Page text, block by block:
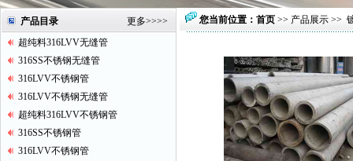
产品目录 更多>>>>
超纯料316LVV无缝管
316SS不锈钢无缝管
316LVV不锈钢管
316LVV不锈钢无缝管
超纯料316LVV不锈钢管
316SS不锈钢管
316LVV不锈钢管
您当前位置： 首页 >> 产品展示 >>